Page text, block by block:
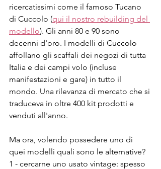
ricercatissimi come il famoso Tucano
di Cuccolo (qui il nostro rebuilding del
modello). Gli anni 80 e 90 sono
decenni d'oro. I modelli di Cuccolo
affollano gli scaffali dei negozi di tutta
Italia e dei campi volo (incluse
manifestazioni e gare) in tutto il
mondo. Una rilevanza di mercato che si
traduceva in oltre 400 kit prodotti e
venduti all'anno.
Ma ora, volendo possedere uno di
quei modelli quali sono le alternative?
1 - cercarne uno usato vintage: spesso